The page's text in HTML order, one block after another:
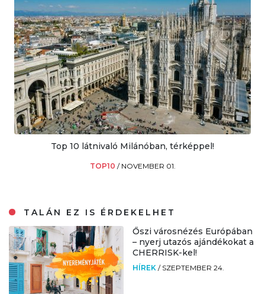
Top 10 látnivaló Milánóban, térképpel!
TOP10 / NOVEMBER 01.
TALÁN EZ IS ÉRDEKELHET
Őszi városnézés Európában
– nyerj utazós ajándékokat a
CHERRISK-kel!
HÍREK / SZEPTEMBER 24.